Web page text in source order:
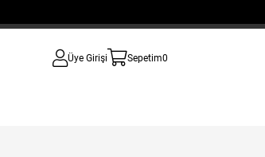
Üye Girişi Sepetim0